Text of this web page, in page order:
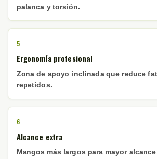
palanca y torsión.
5
Ergonomía profesional
Zona de apoyo inclinada que reduce
repetidos.
6
Alcance extra
Mangos más largos para mayor